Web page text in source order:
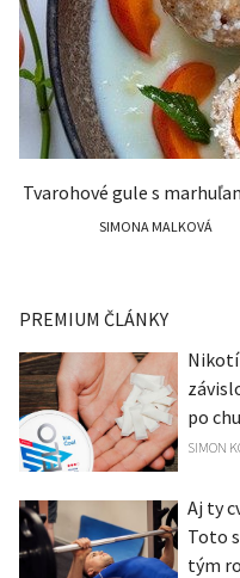
Tvarohové gule s
SIMONA MALKOVÁ
PREMIUM ČLÁNKY
po
SIMON
Aj ty
Toto
tým